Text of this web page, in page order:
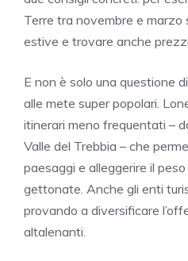
Terre tra novembre e marzo
estive e trovare anche prezzi
E non è solo una questione
alle mete super popolari.
itinerari meno frequentati –
Valle del Trebbia – che
paesaggi e alleggerire il
gettonate. Anche gli enti
provando a diversificare
altalenanti.